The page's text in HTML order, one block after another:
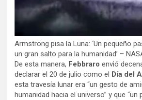
Armstrong pisa la Luna: ‘Un pequeño
un gran salto para la humanidad’ –
De esta manera, Febbraro envió
declarar el 20 de julio como el Día del
esta travesía lunar era “un gesto de
humanidad hacia el universo” y que “un